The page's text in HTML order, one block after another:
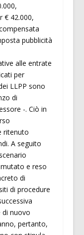
€ 42.000,
pubblicità
alle entrate
per
LLPP sono
di
-. Ciò in
ritenuto
A seguito
e reso
di
di procedure
di nuovo
pertanto,